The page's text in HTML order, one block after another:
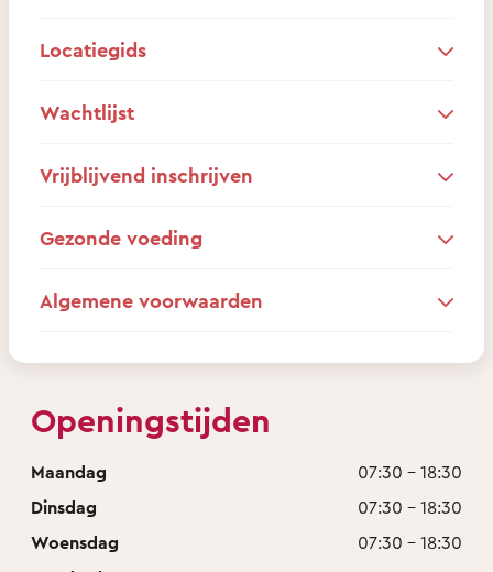
Locatiegids
Wachtlijst
Vrijblijvend inschrijven
Gezonde voeding
Algemene voorwaarden
Openingstijden
Maandag
07:30 - 18:30
Dinsdag
07:30 - 18:30
Woensdag
07:30 - 18:30